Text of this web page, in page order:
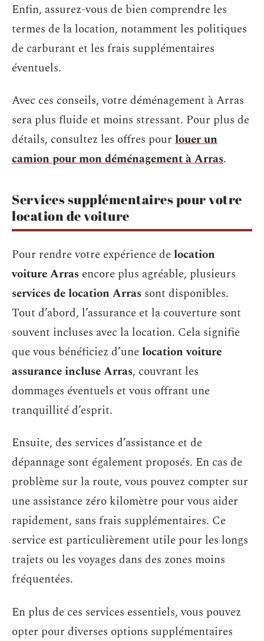
Enfin, assurez-vous de bien comprendre les
termes de la location, notamment les politiques
de carburant et les frais supplémentaires
éventuels.
Avec ces conseils, votre déménagement à Arras
sera plus fluide et moins stressant. Pour plus de
détails, consultez les offres pour louer un
camion pour mon déménagement à Arras.
Services supplémentaires pour votre
location de voiture
Pour rendre votre expérience delocation
voiture Arras encore plus agréable, plusieurs
services de location Arras sont disponibles.
Tout d’abord, l’assurance et la couverture sont
souvent incluses avec la location. Cela signifie
que vous bénéficiez d’unelocation voiture
assurance incluse Arras, couvrant les
dommages éventuels et vous offrant une
tranquillité d’esprit.
Ensuite, des services d’assistance et de
dépannage sont également proposés. En cas de
problème sur la route, vous pouvez compter sur
une assistance zéro kilomètre pour vous aider
rapidement, sans frais supplémentaires. Ce
service est particulièrement utile pour les longs
trajets ou les voyages dans des zones moins
fréquentées.
En plus de ces services essentiels, vous pouvez
opter pour diverses options supplémentaires